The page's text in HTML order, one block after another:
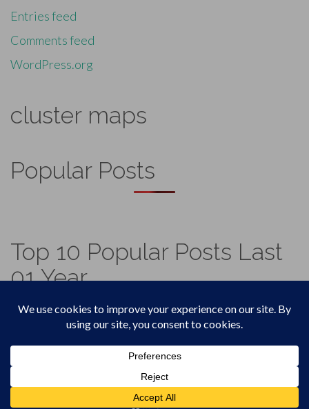
Entries feed
Comments feed
WordPress.org
cluster maps
Popular Posts
Top 10 Popular Posts Last
01 Year
Footer
Menu
Top Home
Vadicjagat.Theme by
4,573,138